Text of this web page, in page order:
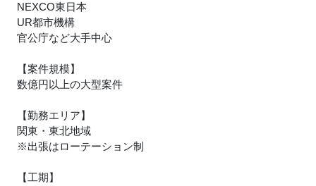
NEXCO東日本
UR都市機構
官公庁など大手中心
【案件規模】
数億円以上の大型案件
【勤務エリア】
関東・東北地域
※出張はローテーション制
【工期】